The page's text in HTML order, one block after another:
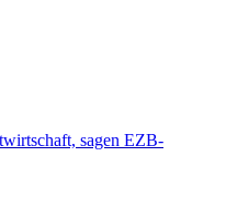
sagen EZB-